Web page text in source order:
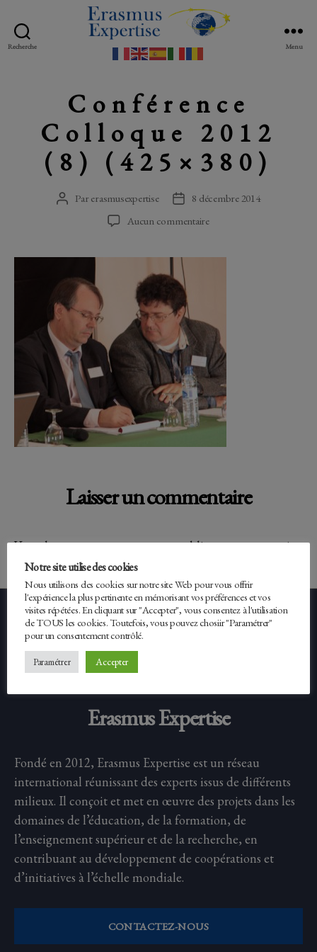
Recherche
Erasmus
Expertise
Menu
Conférence
Colloque 2012
(8) (425×380)
Auteur
Parerasmusexpertise
Date8 décembre 2014
Aucun commentairesur
Laisser un commentaire
Vous devezvous connecterpour publier un commentaire.
Facebook Twitter
Erasmus Expertise
Fondé en 2012, Erasmus Expertise est un réseau
international réunissant des experts issus de différents
milieux. Il conçoit et met en œuvre des projets dans les
domaines de l’éducation, de la formation, de
l’enseignement supérieur et de la recherche, en
contribuant au développement de coopérations et
d’initiatives à l’échelle mondiale.
CONTACTEZ-NOUS
Notre site utilise des cookies
Nous utilisons des cookies sur notre site Web pour vous offrir
l'expérience la plus pertinente en mémorisant vos préférences et vos
visites répétées. En cliquant sur "Accepter", vous consentez à l'utilisation
de TOUS les cookies. Toutefois, vous pouvez chosiir "Paramétrer"
pour un consentement contrôlé.
Paramétrer Accepter